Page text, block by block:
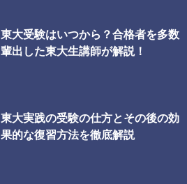
東大受験はいつから？合格者を多数
輩出した東大生講師が解説！
東大実践の受験の仕方とその後の効
果的な復習方法を徹底解説